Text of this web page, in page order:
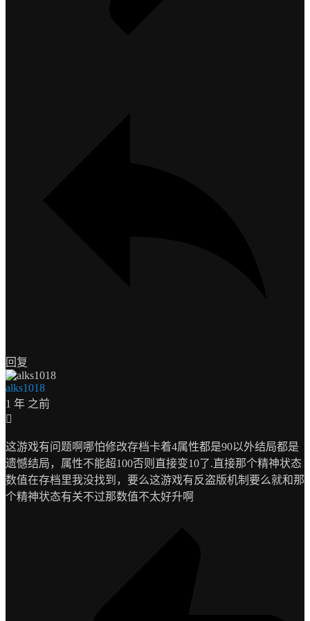
回复
alks1018
1 年 之前
这游戏有问题啊哪怕修改存档卡着4属性都是90以外结局都是
遗憾结局，属性不能超100否则直接变10了.直接那个精神状态
数值在存档里我没找到，要么这游戏有反盗版机制要么就和那
个精神状态有关不过那数值不太好升啊